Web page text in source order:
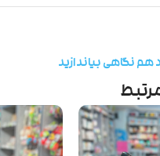
هم نگاهی بیاندازید